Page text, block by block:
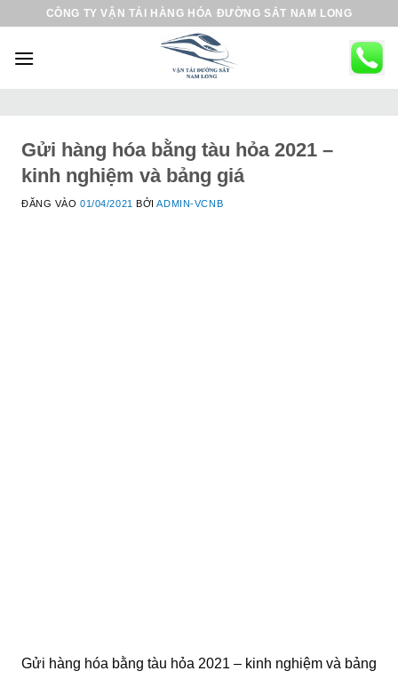
CÔNG TY VẬN TẢI HÀNG HÓA ĐƯỜNG SẮT NAM LONG
Gửi hàng hóa bằng tàu hỏa 2021 –
kinh nghiệm và bảng giá
ĐĂNG VÀO01/04/2021 BỞIADMIN-VCNB
Gửi hàng hóa bằng tàu hỏa 2021 – kinh nghiệm và bảng